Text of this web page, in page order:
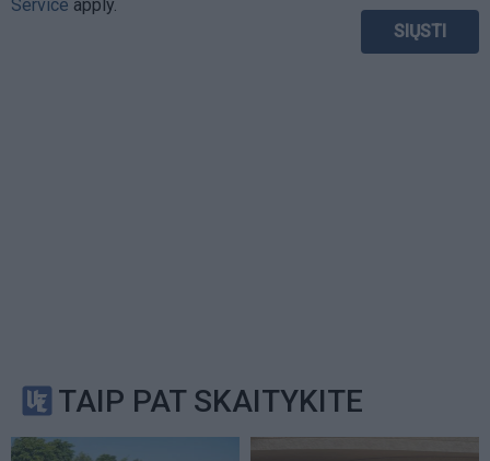
Service apply.
TAIP PAT SKAITYKITE